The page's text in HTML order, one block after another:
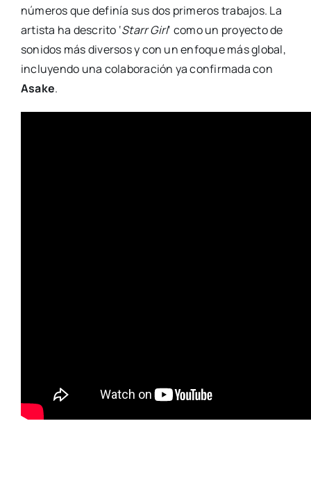
números que definía sus dos primeros trabajos. La
artista ha descrito ‘Starr Girl‘ como un proyecto de
sonidos más diversos y con un enfoque más global,
incluyendo una colaboración ya confirmada con
Asake.